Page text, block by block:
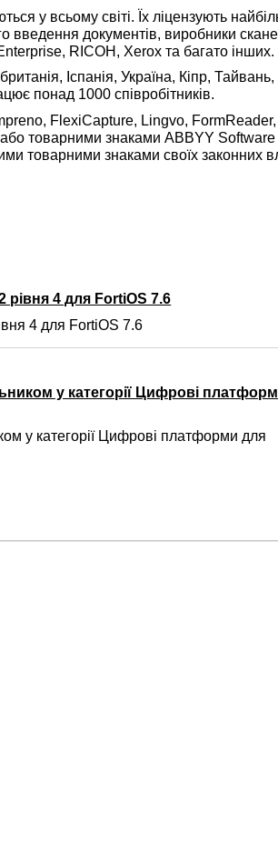
у всьому світі. Їх ліцензують
введення документів, виробники
RICOH, Xerox та багато інших.
Іспанія, Україна, Кіпр,
понад 1000 співробітників.
FlexiCapture, Lingvo,
товарними знаками ABBYY Software
товарними знаками своїх законних
рівня 4 для FortiOS 7.6
4 для FortiOS 7.6
у категорії Цифрові
у категорії Цифрові платформи для